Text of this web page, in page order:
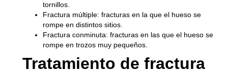
tornillos.
Fractura múltiple: fracturas en la que el hueso se
rompe en distintos sitios.
Fractura conminuta: fracturas en las que el hueso se
rompe en trozos muy pequeños.
Tratamiento de fractura